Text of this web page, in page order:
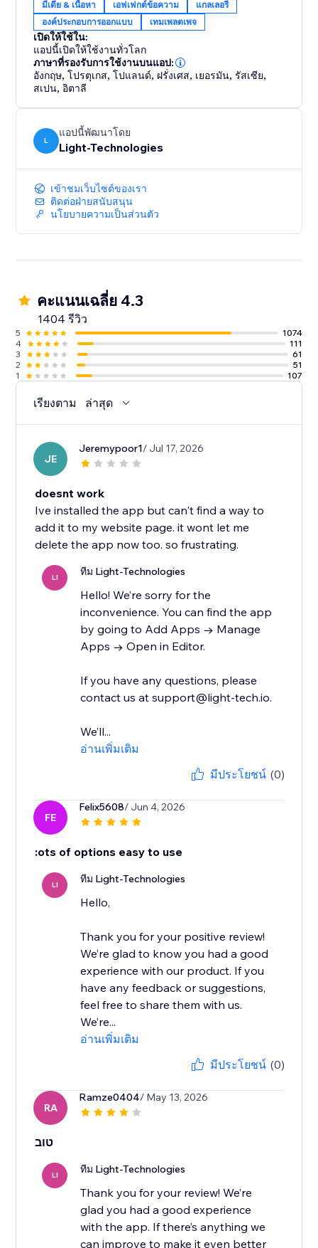
driven experiences.
มีเดีย & เนื้อหา เอฟเฟกต์ข้อความ
แกลเลอรี
องค์ประกอบการออกแบบ
เทมเพลตเพจ
เปิดให้ใช้ใน:
แอปนี้เปิดให้ใช้งานทั่วโลก
ภาษาที่รองรับการใช้งานบนแอป:
อังกฤษ,โปรตุเกส,โปแลนด์, ฝรั่งเศส, เยอรมัน,รัสเซีย,
สเปน,อิตาลี
L
แอปนี้พัฒนาโดย
Light-Technologies
เข้าชมเว็บไซต์ของเรา
ติดต่อฝ่ายสนับสนุน
นโยบายความเป็นส่วนตัว
คะแนนเฉลี่ย 4.3
1404 รีวิว
5
1074
4
111
3
61
2
51
1
107
เรียงตาม ล่าสุด
JE
Jeremypoor1/ Jul 17, 2026
doesnt work
Ive installed the app but can't find a way to
add it to my website page. it wont let me
delete the app now too. so frustrating.
LI ทีม Light-Technologies
Hello! We’re sorry for the
inconvenience. You can find the app
by going to Add Apps → Manage
Apps → Open in Editor.
If you have any questions, please
contact us at support@light-tech.io.
We’ll...
อ่านเพิ่มเติม
มีประโยชน์ (0)
FE
Felix5608/ Jun 4, 2026
:ots of options easy to use
LI ทีม Light-Technologies
Hello,
Thank you for your positive review!
We’re glad to know you had a good
experience with our product. If you
have any feedback or suggestions,
feel free to share them with us.
We’re...
อ่านเพิ่มเติม
มีประโยชน์ (0)
RA
Ramze0404/ May 13, 2026
טוב
LI ทีม Light-Technologies
Thank you for your review! We’re
glad you had a good experience
with the app. If there’s anything we
can improve to make it even better